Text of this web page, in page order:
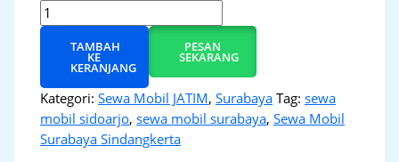
TAMBAH
KE
KERANJANG
PESAN
SEKARANG
Kategori:Sewa Mobil JATIM,Surabaya Tag:sewa
mobil sidoarjo,sewa mobil surabaya,Sewa Mobil
Surabaya Sindangkerta